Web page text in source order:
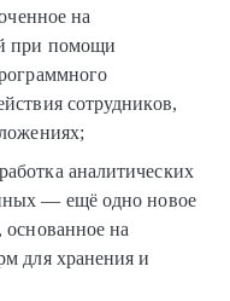
на
при помощи
сотрудников,
аналитических
— ещё одно новое
на
для хранения и